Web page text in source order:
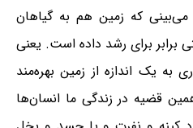
که زمین هم به گیاهان
برای رشد داده است. یعنی
به یک اندازه از زمین بهره‌مند
قضیه در زندگی ما انسان‌ها